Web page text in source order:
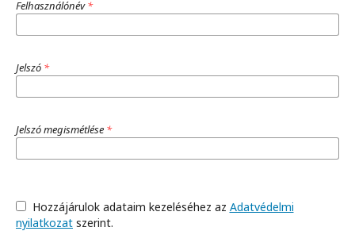
Felhasználónév*
Jelszó *
Jelszó megismétlése *
Hozzájárulok adataim kezeléséhez az Adatvédelmi
nyilatkozat szerint.